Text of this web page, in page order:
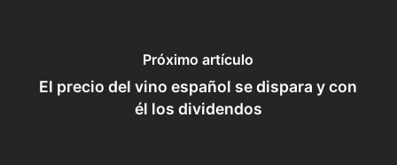
Próximo artículo
El precio del vino español se dispara y con
él los dividendos